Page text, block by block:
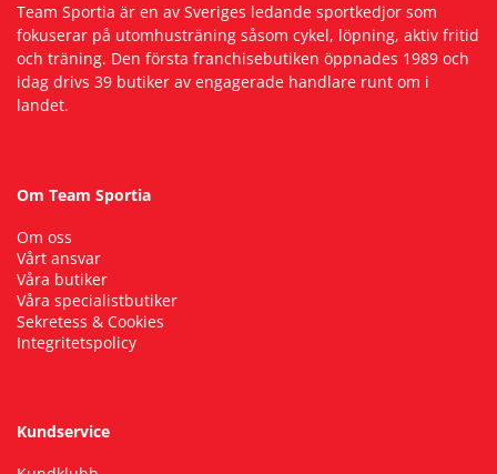
Team Sportia är en av Sveriges ledande sportkedjor som
fokuserar på utomhusträning såsom cykel, löpning, aktiv fritid
och träning. Den första franchisebutiken öppnades 1989 och
idag drivs 39 butiker av engagerade handlare runt om i
landet.
Om Team Sportia
Om oss
Vårt ansvar
Våra butiker
Våra specialistbutiker
Sekretess & Cookies
Integritetspolicy
Kundservice